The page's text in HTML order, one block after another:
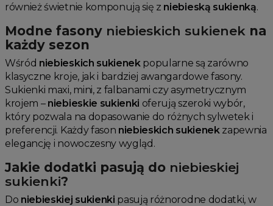
również świetnie komponują się z niebieską sukienką.
Modne fasony niebieskich sukienek na
każdy sezon
Wśród niebieskich sukienek popularne są zarówno
klasyczne kroje, jak i bardziej awangardowe fasony.
Sukienki maxi, mini, z falbanami czy asymetrycznym
krojem – niebieskie sukienki oferują szeroki wybór,
który pozwala na dopasowanie do różnych sylwetek i
preferencji. Każdy fason niebieskich sukienek zapewnia
elegancję i nowoczesny wygląd.
Jakie dodatki pasują do niebieskiej
sukienki?
Do niebieskiej sukienki pasują różnorodne dodatki, w